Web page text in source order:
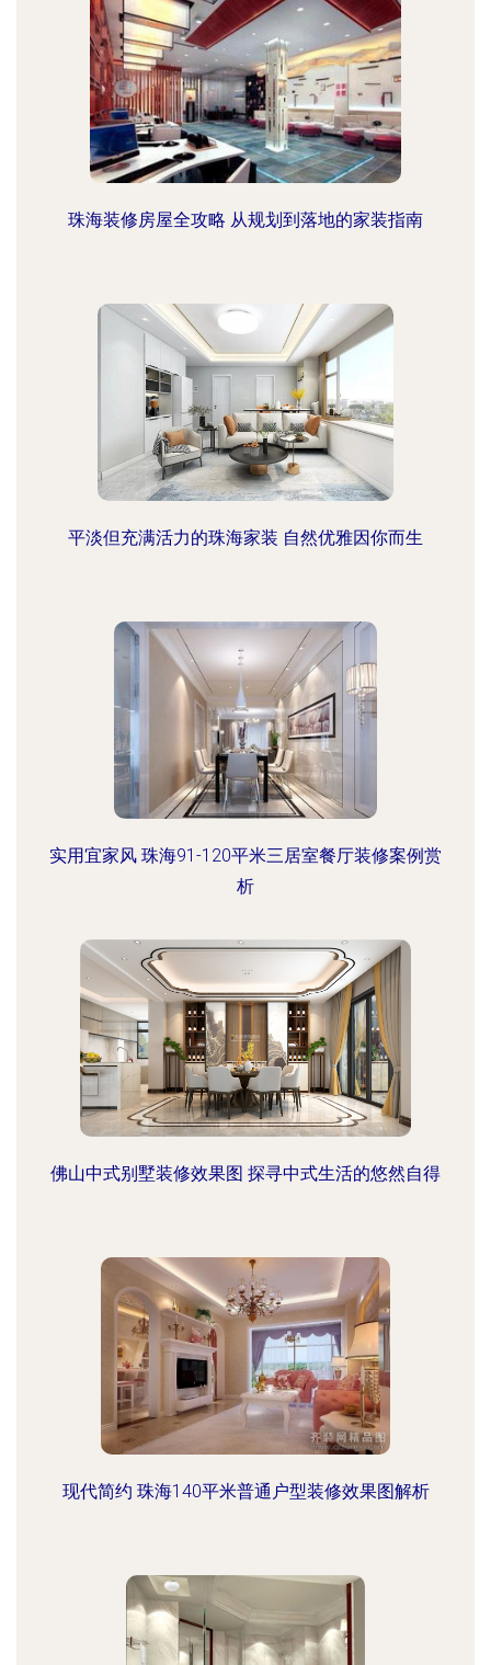
珠海装修房屋全攻略 从规划到落地的家装指南
平淡但充满活力的珠海家装 自然优雅因你而生
实用宜家风 珠海91-120平米三居室餐厅装修案例赏
析
佛山中式别墅装修效果图 探寻中式生活的悠然自得
现代简约 珠海140平米普通户型装修效果图解析